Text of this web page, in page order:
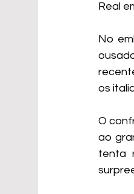
Real
No
os
O
ao
tenta